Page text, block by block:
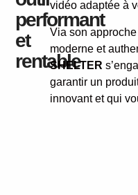
performant
et
rentable
vidéo adaptée à
Via son
moderne et
SHELTER
garantir un
innovant et qui